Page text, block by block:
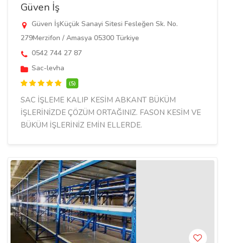
Güven İş
Güven İşKüçük Sanayi Sitesi Fesleğen Sk. No.
279Merzifon / Amasya 05300 Türkiye
0542 744 27 87
Sac-levha
(5)
SAC İŞLEME KALIP KESİM ABKANT BÜKÜM
İŞLERİNİZDE ÇÖZÜM ORTAĞINIZ. FASON KESİM VE
BÜKÜM İŞLERİNİZ EMİN ELLERDE.